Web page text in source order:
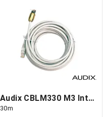
Audix CBLM330 M3 Interface cable, CAT 7
30m